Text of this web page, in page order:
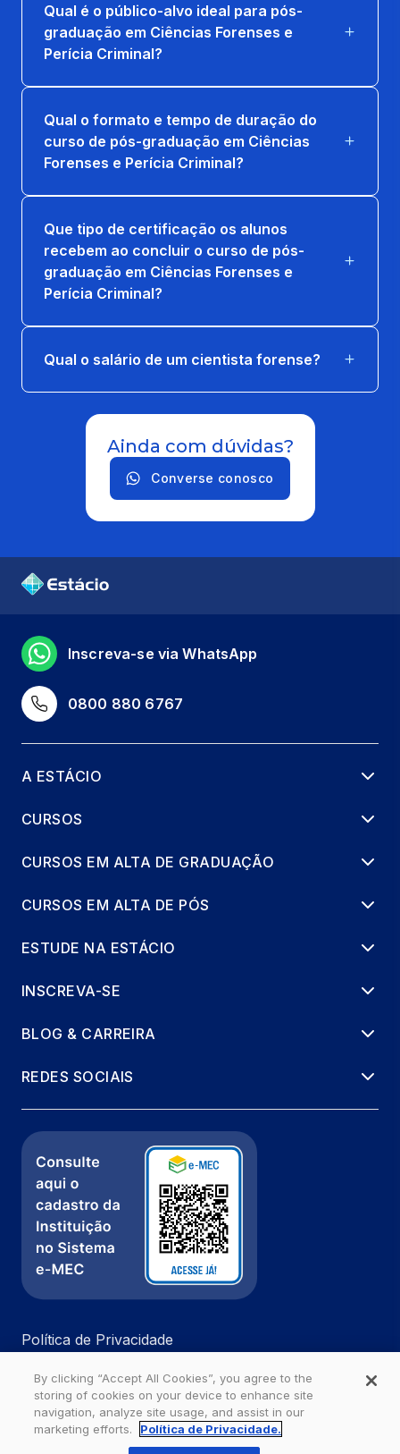
Qual é o público-alvo ideal para pós-
graduação em Ciências Forenses e
Perícia Criminal?
Qual o formato e tempo de duração do
curso de pós-graduação em Ciências
Forenses e Perícia Criminal?
Que tipo de certificação os alunos
recebem ao concluir o curso de pós-
graduação em Ciências Forenses e
Perícia Criminal?
Qual o salário de um cientista forense?
Ainda com dúvidas?
Converse conosco
0800 880 6767
Inscreva-se via WhatsApp
A ESTÁCIO
CURSOS
CURSOS EM ALTA DE GRADUAÇÃO
CURSOS EM ALTA DE PÓS
ESTUDE NA ESTÁCIO
INSCREVA-SE
BLOG & CARREIRA
REDES SOCIAIS
Política de Privacidade
Ouvidoria
Estácio - Todos os direitos reservados
By clicking “Accept All Cookies”, you agree to the
storing of cookies on your device to enhance site
navigation, analyze site usage, and assist in our
marketing efforts.
Política de Privacidade.